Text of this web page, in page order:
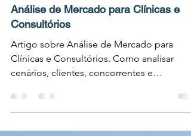
Rafael Araújo
13 de ago. de 2018
Análise de Mercado para Clínicas e
Consultórios
Clínicas e Consultórios. Como analisar
cenários, clientes, concorrentes e
fornecedores. Onde obter dado